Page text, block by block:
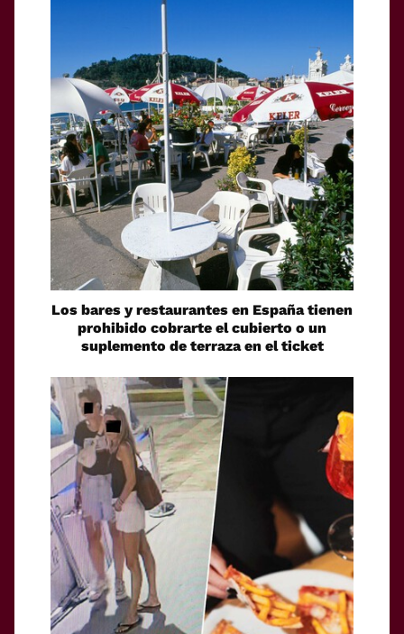
Los bares y restaurantes en España tienen
prohibido cobrarte el cubierto o un
suplemento de terraza en el ticket